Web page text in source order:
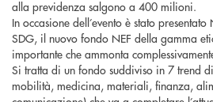
alla previdenza salgono a 400 milioni.
In occasione dell’evento è stato
SDG, il nuovo fondo NEF della gamma
importante che ammonta
Si tratta di un fondo suddiviso in 7 trend
mobilità, medicina, materiali, finanza,